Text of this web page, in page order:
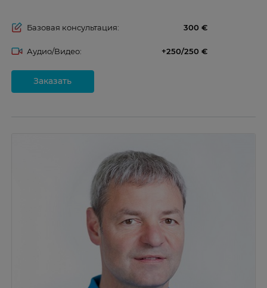
Базовая консультация: 300
Аудио/Видео: +250/250
Заказать